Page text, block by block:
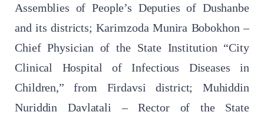
Assemblies of People’s Deputies of Dushanbe
and its districts; Karimzoda Munira Bobokhon –
Chief Physician of the State Institution “City
Clinical Hospital of Infectious Diseases in
Children,” from Firdavsi district; Muhiddin
Nuriddin Davlatali – Rector of the State